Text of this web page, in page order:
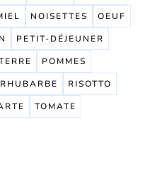
NOISETTES
OEUF
PETIT-DÉJEUNER
POMMES
RHUBARBE
RISOTTO
TOMATE